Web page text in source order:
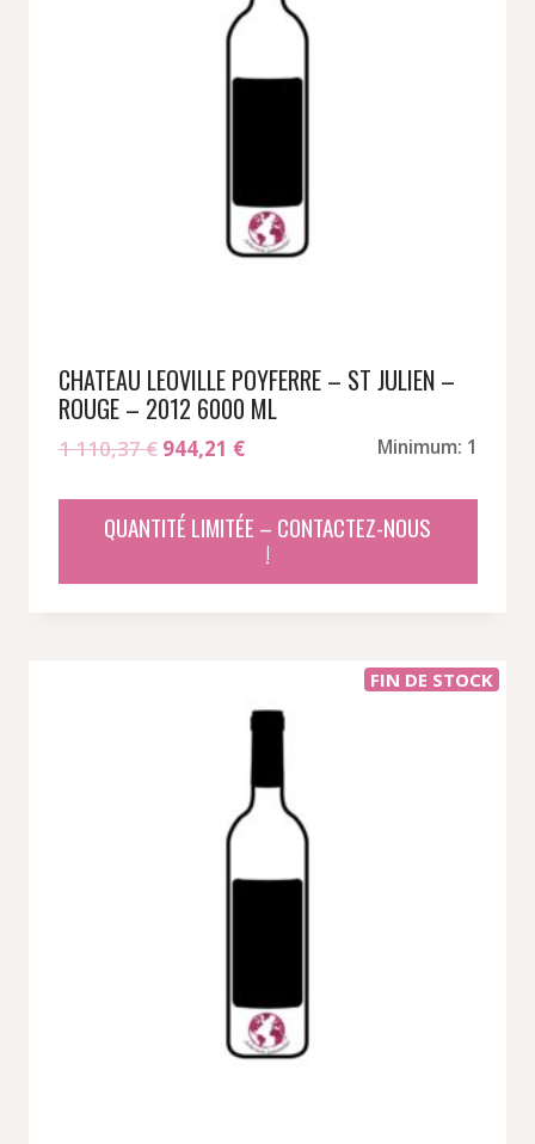
CHATEAU LEOVILLE POYFERRE – ST JULIEN –
ROUGE – 2012 6000 ML
1 110,37€ Le
initial
était :
110,37 €.
944,21 €Le
actuel
est :
Minimum: 1
QUANTITÉ LIMITÉE – CONTACTEZ-NOUS
!
FIN DE STOCK